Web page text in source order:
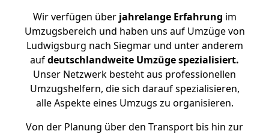
Wir verfügen überjahrelange Erfahrung im
Umzugsbereich und haben uns auf Umzüge von
Ludwigsburg nach Siegmar und unter anderem
aufdeutschlandweite Umzüge spezialisiert.
Unser Netzwerk besteht aus professionellen
Umzugshelfern, die sich darauf spezialisieren,
alle Aspekte eines Umzugs zu organisieren.
Von der Planung über den Transport bis hin zur